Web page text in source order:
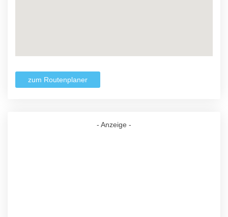
zum Routenplaner
- Anzeige -